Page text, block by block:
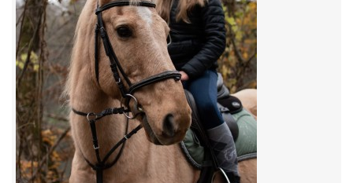
7:4 (VELKÝ PÁTEK) KROUŽEK NEBUDE
JARNÍ BRIGÁDA 20.5.2023
DNE 17.11.2023 KROUŽEK JEZDECTVÍ NENÍ
DĚKUJEME MĚSTU RYCHVALD ZA DOTACI V ROCE 2023